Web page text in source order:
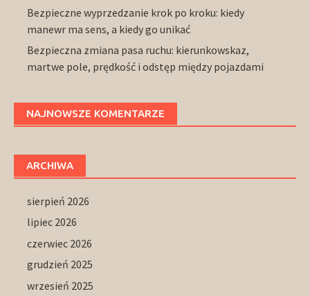
Bezpieczne wyprzedzanie krok po kroku: kiedy
manewr ma sens, a kiedy go unikać
Bezpieczna zmiana pasa ruchu: kierunkowskaz,
martwe pole, prędkość i odstęp między pojazdami
NAJNOWSZE KOMENTARZE
ARCHIWA
sierpień 2026
lipiec 2026
czerwiec 2026
grudzień 2025
wrzesień 2025